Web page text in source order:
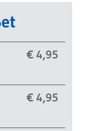
€ 4,95
€ 4,95